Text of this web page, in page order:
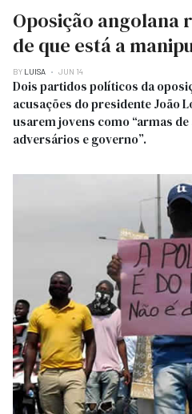
Oposição angolana
de que está a
BY LUISA JUN 14
Dois partidos políticos da
acusações do presidente João
usarem jovens como “armas
adversários e governo”.